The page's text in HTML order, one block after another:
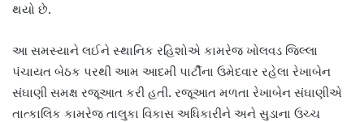
થયો છે.
આ સમસ્યાને લઈને સ્થાનિક રહિશોએ કામરેજ ખોલવડ જિલ્લા
પંચાયત બેઠક પરથી આમ આદમી પાર્ટીના ઉમેદવાર રહેલા રેખાબેન
સંઘાણી સમક્ષ રજૂઆત કરી હતી. રજૂઆત મળતા રેખાબેન સંઘાણીએ
તાત્કાલિક કામરેજ તાલુકા વિકાસ અધિકારીને અને સુડાના ઉચ્ચ